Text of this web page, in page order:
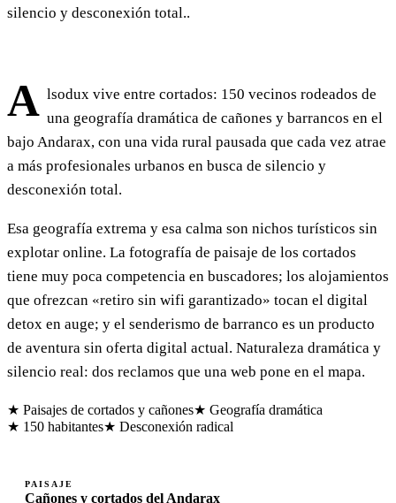
silencio y desconexión total..
A lsodux vive entre cortados: 150 vecinos rodeados de
una geografía dramática de cañones y barrancos en el
bajo Andarax, con una vida rural pausada que cada vez atrae
a más profesionales urbanos en busca de silencio y
desconexión total.
Esa geografía extrema y esa calma son nichos turísticos sin
explotar online. La fotografía de paisaje de los cortados
tiene muy poca competencia en buscadores; los alojamientos
que ofrezcan «retiro sin wifi garantizado» tocan el digital
detox en auge; y el senderismo de barranco es un producto
de aventura sin oferta digital actual. Naturaleza dramática y
silencio real: dos reclamos que una web pone en el mapa.
★ Paisajes de cortados y cañones★ Geografía dramática
★ 150 habitantes★ Desconexión radical
PAISAJE
Cañones y cortados del Andarax